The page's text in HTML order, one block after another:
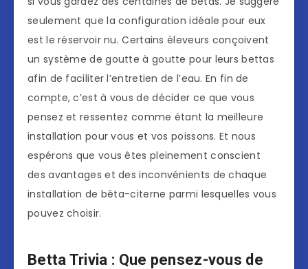
seulement que la configuration idéale pour eux
est le réservoir nu. Certains éleveurs conçoivent
un système de goutte à goutte pour leurs bettas
afin de faciliter l’entretien de l’eau. En fin de
compte, c’est à vous de décider ce que vous
pensez et ressentez comme étant la meilleure
installation pour vous et vos poissons. Et nous
espérons que vous êtes pleinement conscient
des avantages et des inconvénients de chaque
installation de bêta-citerne parmi lesquelles vous
pouvez choisir.
Betta Trivia : Que pensez-vous de